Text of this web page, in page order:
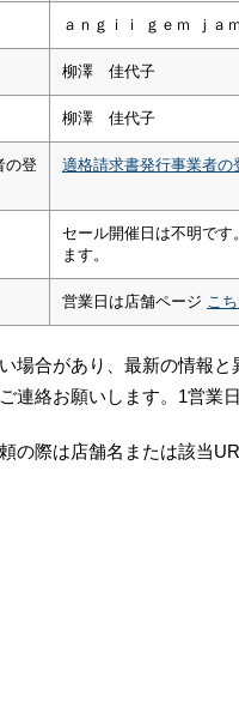
ａｎｇｉｉ ｇｅｍ ｊａｍ
柳澤 佳代子
柳澤 佳代子
の登
適格請求書発行事業者の
セール開催日は不明で
ます。
営業日は店舗ページ こ
場合があり、最新の情報と
連絡お願いします。1営業
の際は店舗名または該当